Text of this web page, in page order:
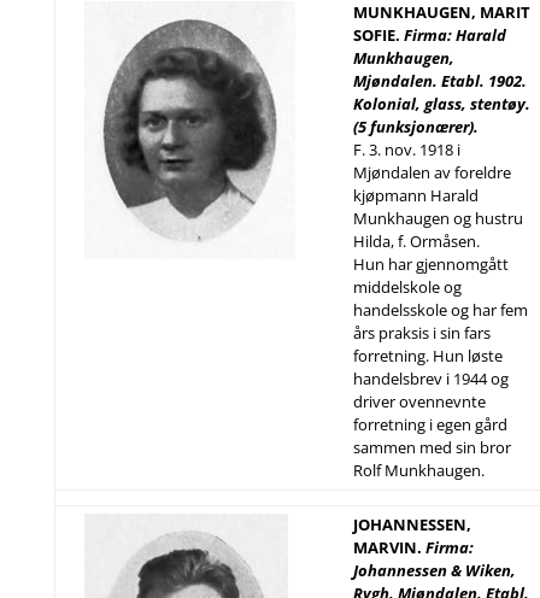
MUNKHAUGEN, MARIT
SOFIE. Firma: Harald
Munkhaugen,
Mjøndalen. Etabl. 1902.
Kolonial, glass, stentøy.
(5 funksjonærer).
F. 3. nov. 1918 i
Mjøndalen av foreldre
kjøpmann Harald
Munkhaugen og hustru
Hilda, f. Ormåsen.
Hun har gjennomgått
middelskole og
handelsskole og har fem
års praksis i sin fars
forretning. Hun løste
handelsbrev i 1944 og
driver ovennevnte
forretning i egen gård
sammen med sin bror
Rolf Munkhaugen.
JOHANNESSEN,
MARVIN. Firma:
Johannessen & Wiken,
Rygh, Mjøndalen. Etabl.